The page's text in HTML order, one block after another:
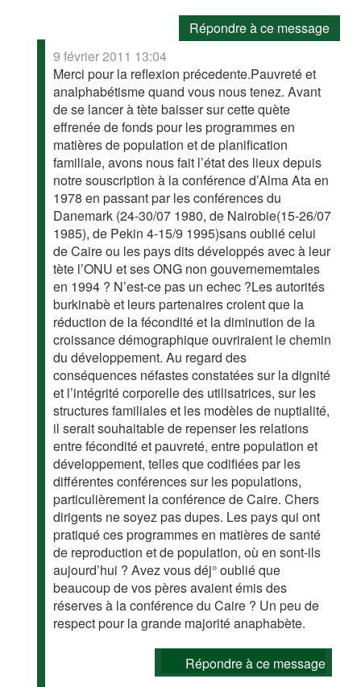
Répondre à ce message
9 février 2011 13:04
Merci pour la reflexion précedente.Pauvreté et
analphabétisme quand vous nous tenez. Avant
de se lancer à tète baisser sur cette quète
effrenée de fonds pour les programmes en
matières de population et de planification
familiale, avons nous fait l’état des lieux depuis
notre souscription à la conférence d’Alma Ata en
1978 en passant par les conférences du
Danemark (24-30/07 1980, de Nairobie(15-26/07
1985), de Pekin 4-15/9 1995)sans oublié celui
de Caire ou les pays dits développés avec à leur
tète l’ONU et ses ONG non gouvernememtales
en 1994 ? N’est-ce pas un echec ?Les autorités
burkinabè et leurs partenaires croient que la
réduction de la fécondité et la diminution de la
croissance démographique ouvriraient le chemin
du développement. Au regard des
conséquences néfastes constatées sur la dignité
et l’intégrité corporelle des utilisatrices, sur les
structures familiales et les modèles de nuptialité,
il serait souhaitable de repenser les relations
entre fécondité et pauvreté, entre population et
développement, telles que codifiées par les
différentes conférences sur les populations,
particulièrement la conférence de Caire. Chers
dirigents ne soyez pas dupes. Les pays qui ont
pratiqué ces programmes en matières de santé
de reproduction et de population, où en sont-ils
aujourd’hui ? Avez vous déj° oublié que
beaucoup de vos pères avaient émis des
réserves à la conférence du Caire ? Un peu de
respect pour la grande majorité anaphabète.
Répondre à ce message